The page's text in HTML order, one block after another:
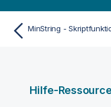
MinString -
Hilfe-